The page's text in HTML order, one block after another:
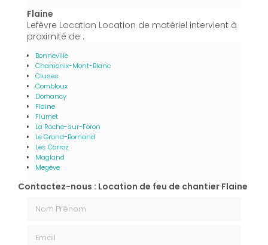
Flaine
Lefèvre Location Location de matériel intervient à
proximité de :
Bonneville
Chamonix-Mont-Blanc
Cluses
Combloux
Domancy
Flaine
Flumet
La Roche-sur-Foron
Le Grand-Bornand
Les Carroz
Magland
Megève
Contactez-nous : Location de feu de chantier Flaine